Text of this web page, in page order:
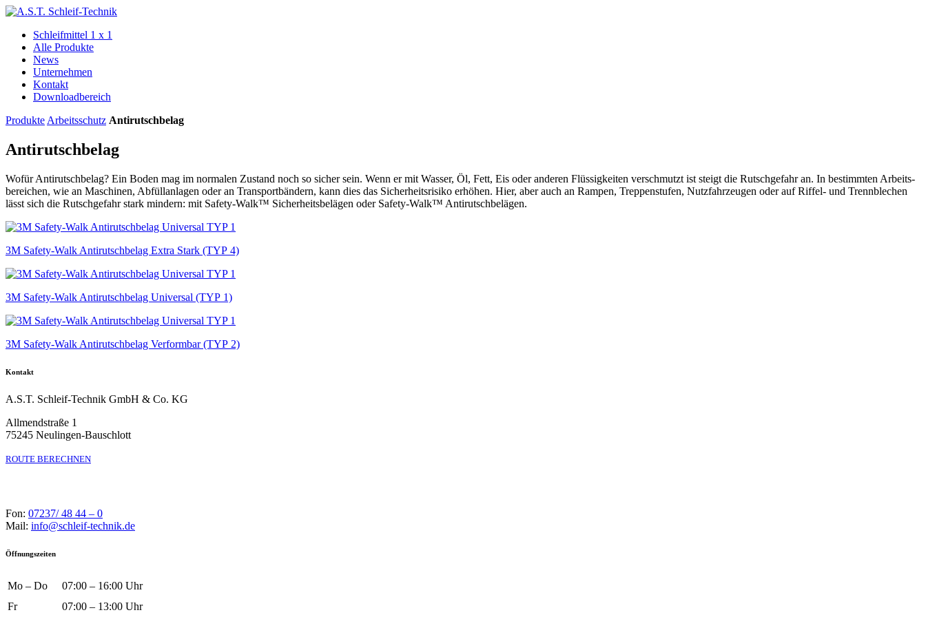
Schleifmittel 1 x 1
Alle Produkte
News
Unternehmen
Kontakt
Downloadbereich
Produkte Arbeits­schutz Antirutschbelag
Antirutschbelag
Wofür Antirutschbelag? Ein Boden mag im normalen Zustand noch so sicher sein. Wenn er mit Wasser, Öl, Fett, Eis oder anderen Flüssig­keiten ver­schmutzt ist steigt die Rutschgefahr an. In bestimmten Arbeits­
bereichen, wie an Maschinen, Abfüll­anlagen oder an Transport­bändern, kann dies das Sicher­heits­risiko erhöhen. Hier, aber auch an Rampen, Treppen­stufen, Nutz­fahr­zeugen oder auf Riffel- und Trenn­blechen
lässt sich die Rutsch­gefahr stark mindern: mit Safety-Walk™ Sicher­heits­belägen oder Safety-Walk™ Anti­rutsch­belägen.
3M Safety-Walk Antirutschbelag Extra Stark (TYP 4)
3M Safety-Walk Antirutschbelag Universal (TYP 1)
3M Safety-Walk Antirutschbelag Verformbar (TYP 2)
Kontakt
A.S.T. Schleif-Technik GmbH & Co. KG
Allmendstraße 1
75245 Neulingen-Bauschlott
ROUTE BERECHNEN
Fon: 07237/ 48 44 – 0
Mail: info@schleif-technik.de
Öffnungszeiten
Mo – Do
07:00 – 16:00 Uhr
Fr
07:00 – 13:00 Uhr